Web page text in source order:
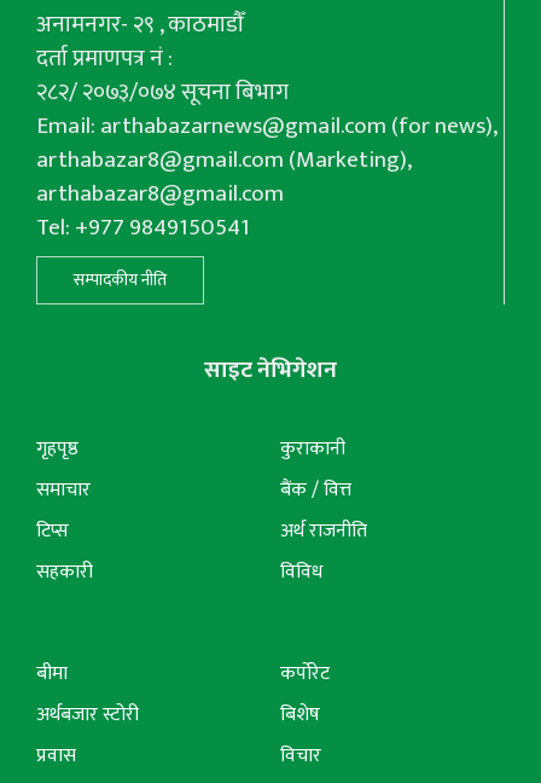
अनामनगर- २९ , काठमाडौँ
दर्ता प्रमाणपत्र नं :
२८२/ २०७३/०७४ सूचना बिभाग
Email:arthabazarnews@gmail.com(for news),
arthabazar8@gmail.com(Marketing),
arthabazar8@gmail.com
Tel: +977 9849150541
सम्पादकीय नीति
साइट नेभिगेशन
गृहपृष्ठ
समाचार
टिप्स
सहकारी
कुराकानी
बैंक / वित्त
अर्थ राजनीति
विविध
बीमा
अर्थबजार स्टोरी
प्रवास
कर्पोरेट
बिशेष
विचार